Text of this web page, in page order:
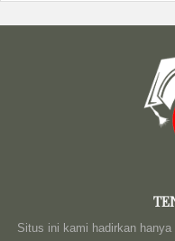
Situs ini kami hadirkan